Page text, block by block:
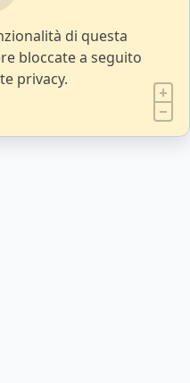
di questa
bloccate a seguito
privacy.